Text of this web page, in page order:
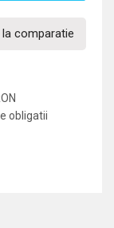
comparatie
obligatii